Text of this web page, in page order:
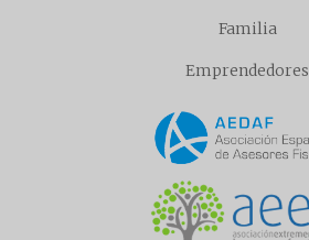
Familia
Emprendedores